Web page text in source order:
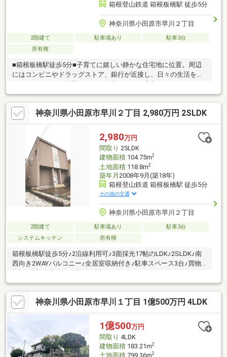
箱根登山鉄道 箱根板橋駅 徒歩5分
神奈川県小田原市早川２丁目
2階建て 駐車場あり
駐車3台
所有権
■箱根板橋駅徒歩5分■子育てに嬉しい静かな住宅地に位置。周辺
にはコンビニやドラッグストア、銀行が近接し、日々の生活をし
暮らせる環境が魅力です。
神奈川県小田原市早川２丁目 2,980万円 2SLDK
2,980万円
間取り 2SLDK
建物面積104.75m2
土地面積118.8m2
築年月 2008年9月(築18年)
箱根登山鉄道 箱根板橋駅 徒歩5分
その他の交通
神奈川県小田原市早川２丁目
2階建て 駐車場あり
駐車3台
システムキッチン
所有権
箱根板橋駅徒歩5分♪2沿線利用可♪3面採光17帖のLDK♪2SLDK♪南
西向き2WAYバルコニー♪全居室収納付き♪駐車スペース3台♪買物
神奈川県小田原市早川１丁目 1億500万円 4LDK
1億500万円
間取り 4LDK
建物面積183.21m2
土地面積799.36m2